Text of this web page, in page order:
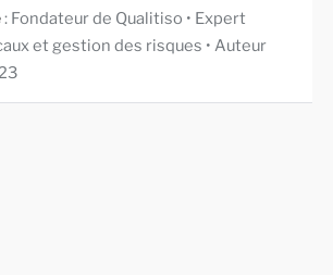
: Fondateur de Qualitiso • Expert
et gestion des risques • Auteur